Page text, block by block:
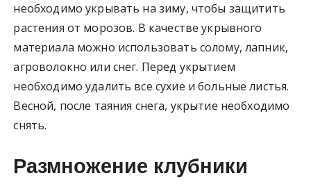
необходимо укрывать на зиму, чтобы защитить
растения от морозов. В качестве укрывного
материала можно использовать солому, лапник,
агроволокно или снег. Перед укрытием
необходимо удалить все сухие и больные листья.
Весной, после таяния снега, укрытие необходимо
снять.
Размножение клубники